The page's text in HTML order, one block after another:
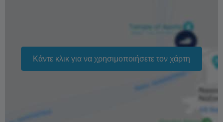
Η φράση «Δωρεάν ακύρωση» σημαίνει ότι δεν υπάρχει
επιπλέον χρέωση από εμάς για την επεξεργασία
επιστροφής ή ακύρωσης.
Κάντε κλικ για να χρησιμοποιήσετε τον χάρτη